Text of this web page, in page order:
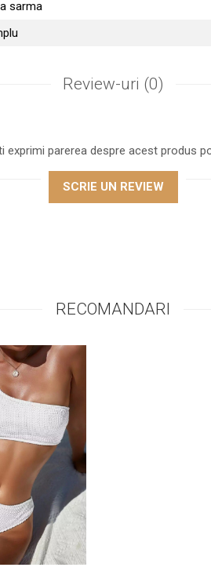
sarma
Review-uri (0)
exprimi parerea despre acest produs
SCRIE UN REVIEW
RECOMANDARI